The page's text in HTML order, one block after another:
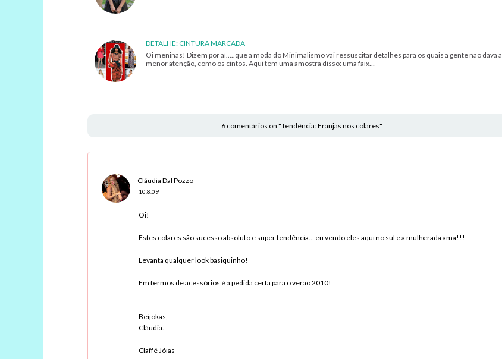
DETALHE: CINTURA MARCADA
Oi meninas! Dizem por aí.....que a moda do Minimalismo vai ressuscitar detalhes para os quais a gente não dava a
menor atenção, como os cintos. Aqui tem uma amostra disso: uma faix…
6 comentários on "Tendência: Franjas nos colares"
Cláudia Dal Pozzo
10.8.09
Oi!
Estes colares são sucesso absoluto e super tendência... eu vendo eles aqui no sul e a mulherada ama!!!
Levanta qualquer look basiquinho!
Em termos de acessórios é a pedida certa para o verão 2010!
Beijokas,
Cláudia.
Claffé Jóias